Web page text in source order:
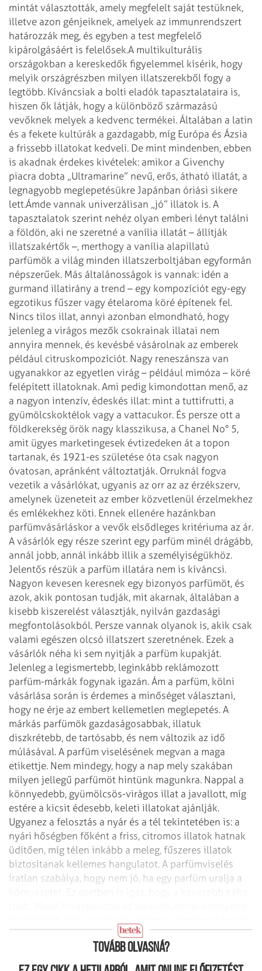
mintát választották, amely megfelelt saját testüknek,
illetve azon génjeiknek, amelyek az immunrendszert
határozzák meg, és egyben a test megfelelő
kipárolgásáért is felelősek.A multikulturális
országokban a kereskedők figyelemmel kísérik, hogy
melyik országrészben milyen illatszerekből fogy a
legtöbb. Kíváncsiak a bolti eladók tapasztalataira is,
hiszen ők látják, hogy a különböző származású
vevőknek melyek a kedvenc termékei. Általában a latin
és a fekete kultúrák a gazdagabb, míg Európa és Ázsia
a frissebb illatokat kedveli. De mint mindenben, ebben
is akadnak érdekes kivételek: amikor a Givenchy
piacra dobta „Ultramarine” nevű, erős, átható illatát, a
legnagyobb meglepetésükre Japánban óriási sikere
lett.Ámde vannak univerzálisan „jó” illatok is. A
tapasztalatok szerint nehéz olyan emberi lényt találni
a földön, aki ne szeretné a vanília illatát – állítják
illatszakértők –, merthogy a vanília alapillatú
parfümök a világ minden illatszerboltjában egyformán
népszerűek. Más általánosságok is vannak: idén a
gurmand illatirány a trend – egy kompozíciót egy-egy
egzotikus fűszer vagy ételaroma köré építenek fel.
Nincs tilos illat, annyi azonban elmondható, hogy
jelenleg a virágos mezők csokrainak illatai nem
annyira mennek, és kevésbé vásárolnak az emberek
például citruskompozíciót. Nagy reneszánsza van
ugyanakkor az egyetlen virág – például mimóza – köré
felépített illatoknak. Ami pedig kimondottan menő, az
a nagyon intenzív, édeskés illat: mint a tuttifrutti, a
gyümölcskoktélok vagy a vattacukor. És persze ott a
földkerekség örök nagy klasszikusa, a Chanel No° 5,
amit ügyes marketingesek évtizedeken át a topon
tartanak, és 1921-es születése óta csak nagyon
óvatosan, apránként változtatják. Orruknál fogva
vezetik a vásárlókat, ugyanis az orr az az érzékszerv,
amelynek üzeneteit az ember közvetlenül érzelmekhez
és emlékekhez köti. Ennek ellenére hazánkban
parfümvásárláskor a vevők elsődleges kritériuma az ár.
A vásárlók egy része szerint egy parfüm minél drágább,
annál jobb, annál inkább illik a személyiségükhöz.
Jelentős részük a parfüm illatára nem is kíváncsi.
Nagyon kevesen keresnek egy bizonyos parfümöt, és
azok, akik pontosan tudják, mit akarnak, általában a
kisebb kiszerelést választják, nyilván gazdasági
megfontolásokból. Persze vannak olyanok is, akik csak
valami egészen olcsó illatszert szeretnének. Ezek a
vásárlók néha ki sem nyitják a parfüm kupakját.
Jelenleg a legismertebb, leginkább reklámozott
parfüm-márkák fogynak igazán. Ám a parfüm, kölni
vásárlása során is érdemes a minőséget választani,
hogy ne érje az embert kellemetlen meglepetés. A
márkás parfümök gazdaságosabbak, illatuk
diszkrétebb, de tartósabb, és nem változik az idő
múlásával. A parfüm viselésének megvan a maga
etikettje. Nem mindegy, hogy a nap mely szakában
milyen jellegű parfümöt hintünk magunkra. Nappal a
könnyedebb, gyümölcsös-virágos illat a javallott, míg
estére a kicsit édesebb, keleti illatokat ajánlják.
Ugyanez a felosztás a nyár és a tél tekintetében is: a
nyári hőségben főként a friss, citromos illatok hatnak
üdítően, míg télen inkább a meleg, fűszeres illatok
biztosítanak kellemes hangulatot. A parfümviselés
íratlan szabálya, hogy nem jó, ha egy parfüm uralja a
erősebbeket tartogassuk meghittebb alkalmakra.
Tovább olvasná?